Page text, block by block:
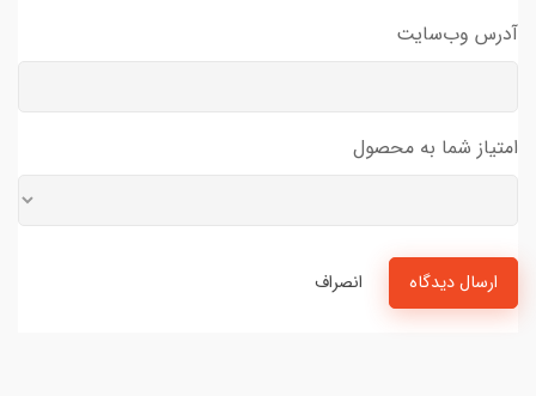
آدرس وب‌سایت
امتیاز شما به محصول
ارسال دیدگاه انصراف